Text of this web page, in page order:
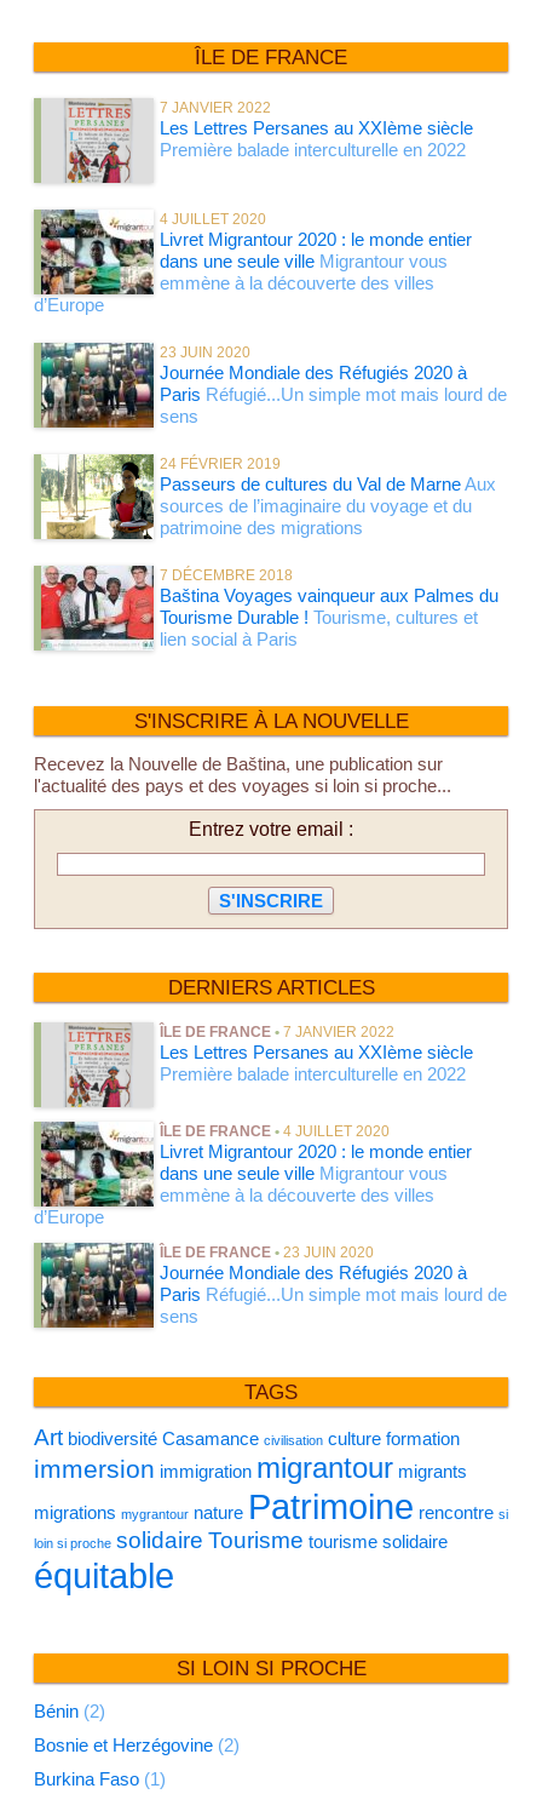
ÎLE DE FRANCE
7 JANVIER 2022
Les Lettres Persanes au XXIème siècle
Première balade interculturelle en 2022
4 JUILLET 2020
Livret Migrantour 2020 : le monde entier
dans une seule villeMigrantour vous
emmène à la découverte des villes
d’Europe
23 JUIN 2020
Journée Mondiale des Réfugiés 2020 à
Paris Réfugié...Un simple mot mais lourd de
sens
24 FÉVRIER 2019
Passeurs de cultures du Val de MarneAux
sources de l’imaginaire du voyage et du
patrimoine des migrations
7 DÉCEMBRE 2018
Baština Voyages vainqueur aux Palmes du
Tourisme Durable ! Tourisme, cultures et
lien social à Paris
S'INSCRIRE À LA NOUVELLE
Recevez la Nouvelle de Baština, une publication sur
l'actualité des pays et des voyages si loin si proche...
Entrez votre email :
DERNIERS ARTICLES
ÎLE DE FRANCE• 7 JANVIER 2022
Les Lettres Persanes au XXIème siècle
Première balade interculturelle en 2022
ÎLE DE FRANCE• 4 JUILLET 2020
Livret Migrantour 2020 : le monde entier
dans une seule villeMigrantour vous
emmène à la découverte des villes
d’Europe
ÎLE DE FRANCE• 23 JUIN 2020
Journée Mondiale des Réfugiés 2020 à
Paris Réfugié...Un simple mot mais lourd de
sens
TAGS
Art biodiversité Casamance civilisation culture formation
immersion immigration migrantour migrants
migrations mygrantour nature Patrimoine rencontre si
loin si proche solidaire Tourisme tourisme solidaire
équitable
SI LOIN SI PROCHE
Bénin(2)
Bosnie et Herzégovine(2)
Burkina Faso(1)